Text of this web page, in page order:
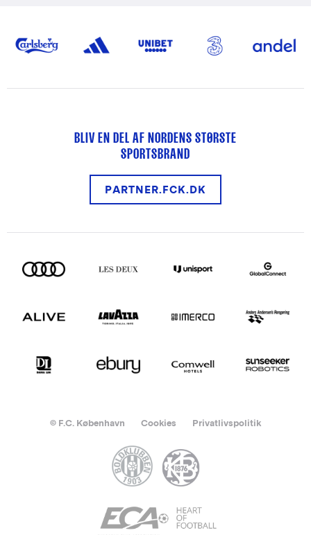
BLIV EN DEL AF NORDENS STØRSTE
SPORTSBRAND
PARTNER.FCK.DK
© F.C. København Cookies Privatlivspolitik